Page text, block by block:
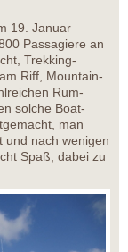
19. Januar
Passagiere an
Trekking-
Riff, Mountain-
Rum-
solche Boat-
man
und nach wenigen
Spaß, dabei zu